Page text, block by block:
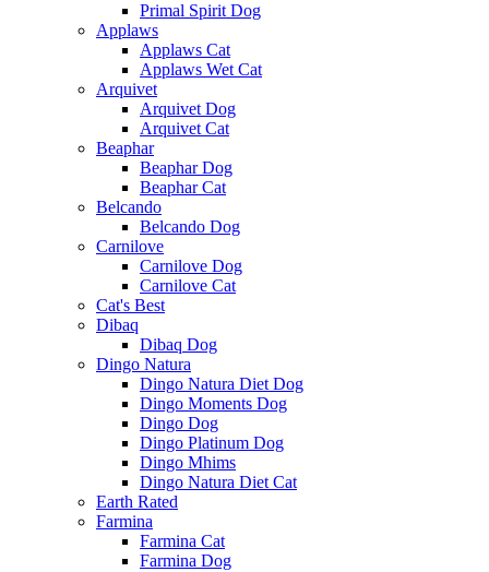
Primal Spirit Dog
Applaws
Applaws Cat
Applaws Wet Cat
Arquivet
Arquivet Dog
Arquivet Cat
Beaphar
Beaphar Dog
Beaphar Cat
Belcando
Belcando Dog
Carnilove
Carnilove Dog
Carnilove Cat
Cat's Best
Dibaq
Dibaq Dog
Dingo Natura
Dingo Natura Diet Dog
Dingo Moments Dog
Dingo Dog
Dingo Platinum Dog
Dingo Mhims
Dingo Natura Diet Cat
Earth Rated
Farmina
Farmina Cat
Farmina Dog